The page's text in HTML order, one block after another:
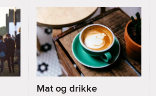
Mat og drikke